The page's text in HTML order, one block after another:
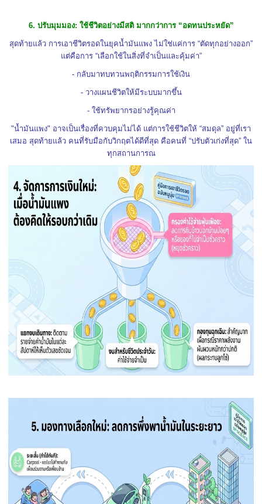
6. ปรับมุมมอง: ใช้ชีวิตอย่างมีสติ มากกว่าการ “อดทนประหยัด”
สุดท้ายแล้ว การเอาชีวิตรอดในยุคน้ำมันแพง ไม่ใช่แค่การ “ตัดทุกอย่างออก”
แต่คือการ “เลือกใช้ในสิ่งที่จำเป็นและคุ้มค่า”
- กลับมาทบทวนพฤติกรรมการใช้เงิน
- วางแผนชีวิตให้มีระบบมากขึ้น
- ใช้ทรัพยากรอย่างรู้คุณค่า
"น้ำมันแพง" อาจเป็นเรื่องที่ควบคุมไม่ได้ แต่การใช้ชีวิตให้ “สมดุล” อยู่ที่เรา
เสมอ สุดท้ายแล้ว คนที่รับมือกับวิกฤตได้ดีที่สุด คือคนที่ “ปรับตัวเก่งที่สุด” ใน
ทุกสถานการณ